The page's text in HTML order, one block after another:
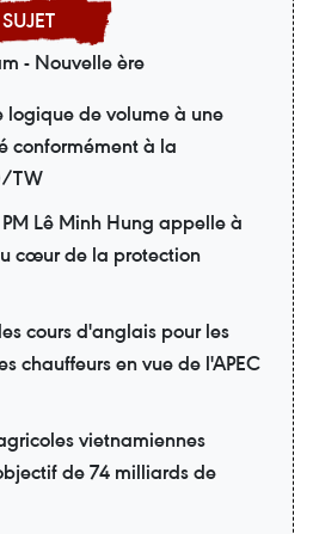
- Nouvelle ère
logique de volume à une
conformément à la
TW
Lê Minh Hung appelle à
cœur de la protection
cours d'anglais pour les
chauffeurs en vue de l'APEC
vietnamiennes
de 74 milliards de